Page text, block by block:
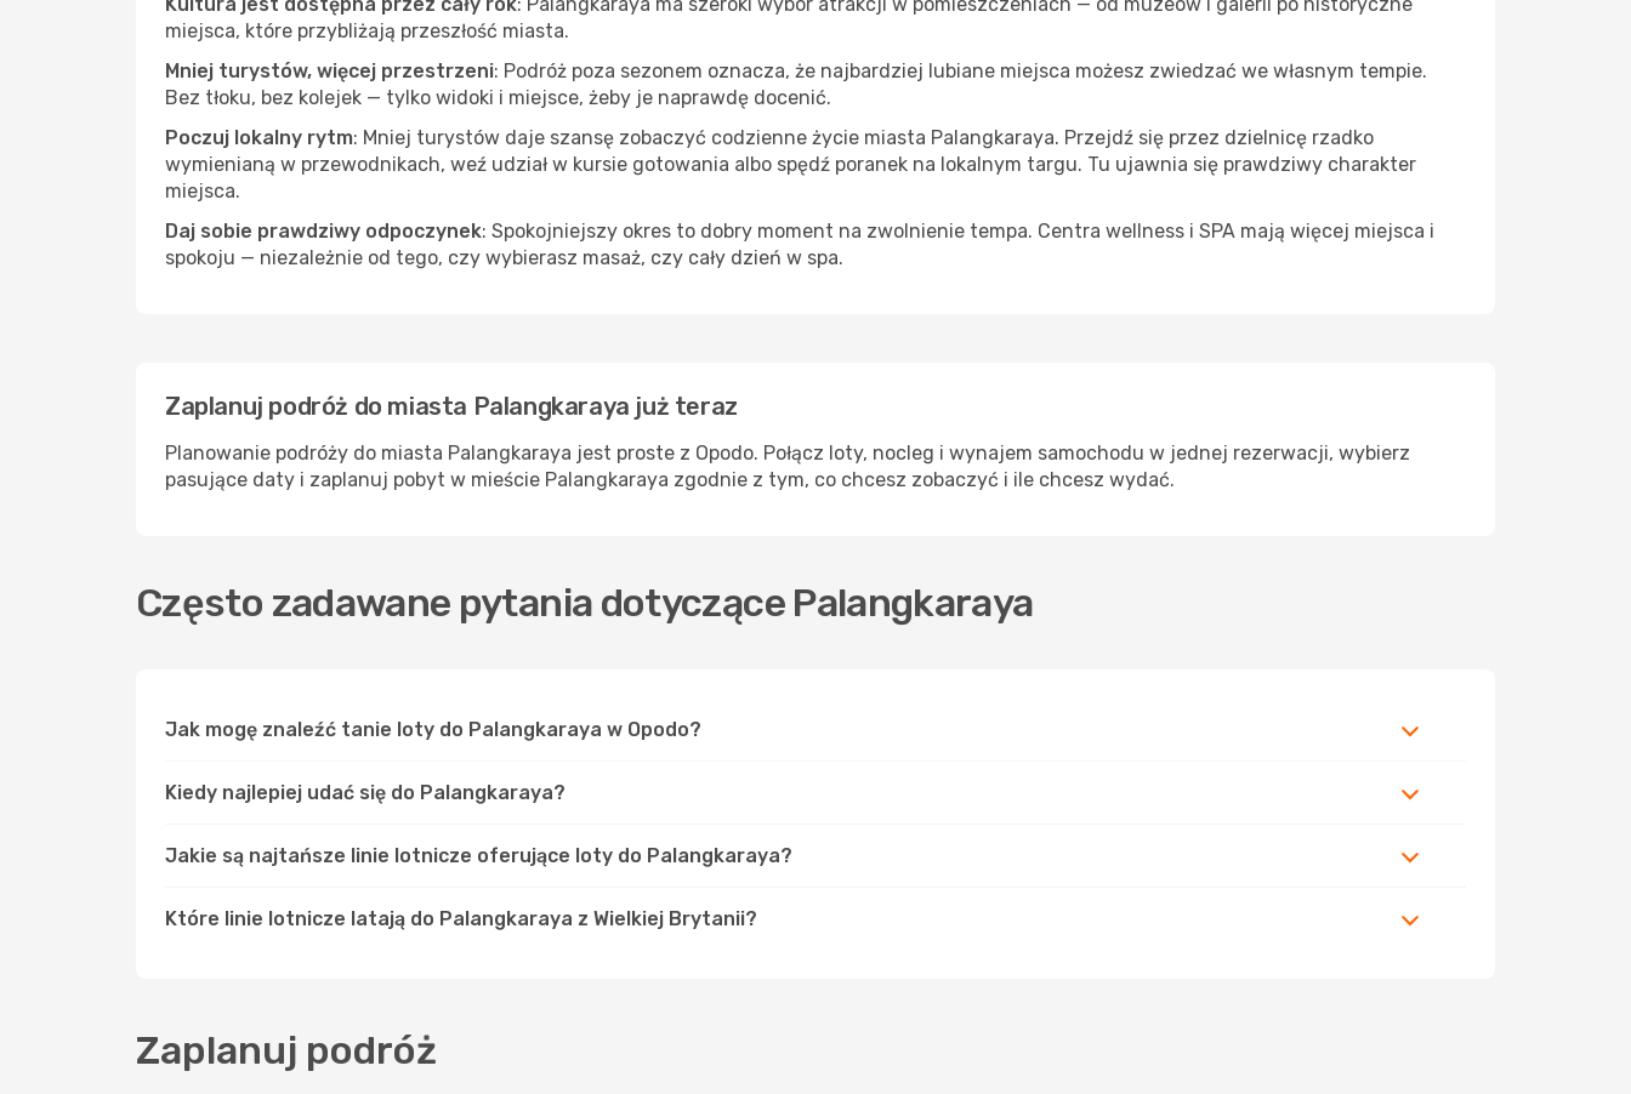
miejsca, które przybliżają przeszłość miasta.
Mniej turystów, więcej przestrzeni: Podróż poza sezonem oznacza, że najbardziej lubiane miejsca możesz zwiedzać we własnym tempie.
Bez tłoku, bez kolejek — tylko widoki i miejsce, żeby je naprawdę docenić.
Poczuj lokalny rytm: Mniej turystów daje szansę zobaczyć codzienne życie miasta Palangkaraya. Przejdź się przez dzielnicę rzadko
wymienianą w przewodnikach, weź udział w kursie gotowania albo spędź poranek na lokalnym targu. Tu ujawnia się prawdziwy charakter
miejsca.
Daj sobie prawdziwy odpoczynek: Spokojniejszy okres to dobry moment na zwolnienie tempa. Centra wellness i SPA mają więcej miejsca i
spokoju — niezależnie od tego, czy wybierasz masaż, czy cały dzień w spa.
Zaplanuj podróż do miasta Palangkaraya już teraz
Planowanie podróży do miasta Palangkaraya jest proste z Opodo. Połącz loty, nocleg i wynajem samochodu w jednej rezerwacji, wybierz
pasujące daty i zaplanuj pobyt w mieście Palangkaraya zgodnie z tym, co chcesz zobaczyć i ile chcesz wydać.
Często zadawane pytania dotyczące Palangkaraya
Jak mogę znaleźć tanie loty do Palangkaraya w Opodo?
Kiedy najlepiej udać się do Palangkaraya?
Jakie są najtańsze linie lotnicze oferujące loty do Palangkaraya?
Które linie lotnicze latają do Palangkaraya z Wielkiej Brytanii?
Zaplanuj podróż